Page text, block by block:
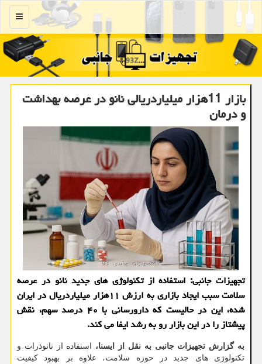
منو
بازار 11هزار میلیاردریالی نانو در عرصه بهداشت
و درمان
تجهیزات جانبی: استفاده از تکنولوژی های جدید نانو در عرصه
سلامت سبب ایجاد بازاری به ارزش ۱۱هزار میلیاردریال در ایران
شده، این در حالیست که دارورسانی با ۴۰ درصد سهم، نقش
پیشتاز را در این بازار رو به رشد ایفا می کند.
به گزارش تجهیزات جانبی به نقل از ایسنا، استفاده از نانوذرات و
تکنولوژی های جدید در حوزه سلامت، علاوه بر بهبود کیفیت